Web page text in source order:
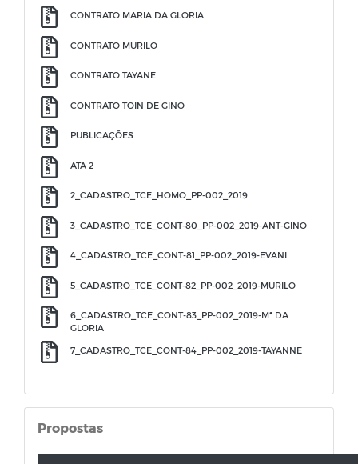
CONTRATO MARIA DA GLORIA
CONTRATO MURILO
CONTRATO TAYANE
CONTRATO TOIN DE GINO
PUBLICAÇÕES
ATA 2
2_CADASTRO_TCE_HOMO_PP-002_2019
3_CADASTRO_TCE_CONT-80_PP-002_2019-ANT-GINO
4_CADASTRO_TCE_CONT-81_PP-002_2019-EVANI
5_CADASTRO_TCE_CONT-82_PP-002_2019-MURILO
6_CADASTRO_TCE_CONT-83_PP-002_2019-Mª DA
GLORIA
7_CADASTRO_TCE_CONT-84_PP-002_2019-TAYANNE
Propostas